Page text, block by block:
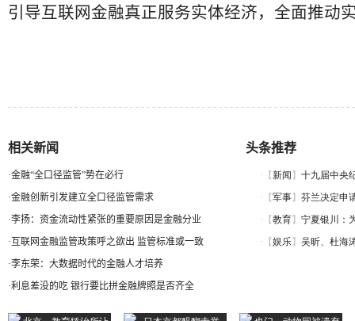
引导互联网金融真正服务实体经济，全面推动
相关新闻
·金融“全口径监管”势在必行
·金融创新引发建立全口径监管需求
·李扬：资金流动性紧张的重要原因是金融分业
· 互联网金融监管政策呼之欲出 监管标准或一致
·李东荣：大数据时代的金融人才培养
·利息差没的吃 银行要比拼金融牌照是否齐全
头条推荐